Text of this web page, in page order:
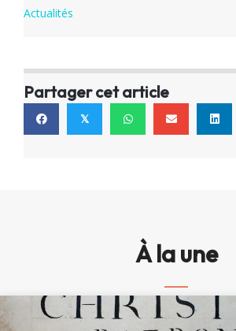
Actualités
Partager cet article
𝕏
À la une